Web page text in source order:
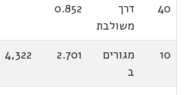
40
דרך
משולבת
0.852
10
מגורים
ב
2.701
4,322